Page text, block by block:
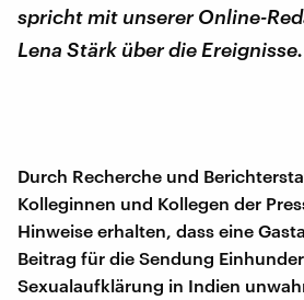
spricht mit unserer Online-
Lena Stärk über die Ereignisse.
Durch Recherche und
Kolleginnen und Kollegen der
Hinweise erhalten, dass eine
Beitrag für die Sendung
Sexualaufklärung in Indien